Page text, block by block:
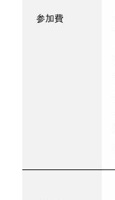
参加費